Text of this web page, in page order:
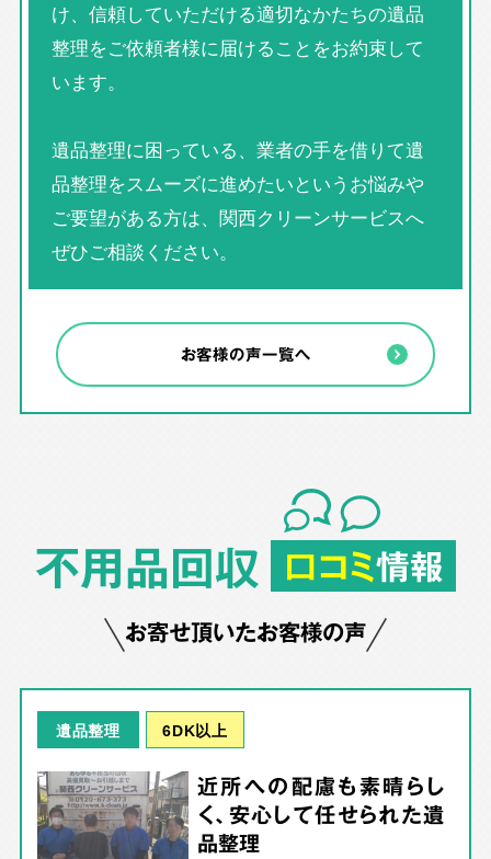
け、信頼していただける適切なかたちの遺品
整理をご依頼者様に届けることをお約束して
います。
遺品整理に困っている、業者の手を借りて遺
品整理をスムーズに進めたいというお悩みや
ご要望がある方は、関西クリーンサービスへ
ぜひご相談ください。
お客様の声一覧へ
不用品回収 口コミ情報
お寄せ頂いたお客様の声
遺品整理 6DK以上
近所への配慮も素晴らし
く、安心して任せられた遺
品整理